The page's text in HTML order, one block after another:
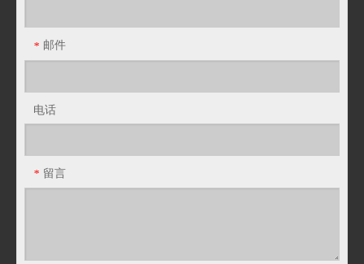
* 邮件
电话
* 留言